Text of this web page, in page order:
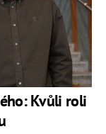
Kvůli roli